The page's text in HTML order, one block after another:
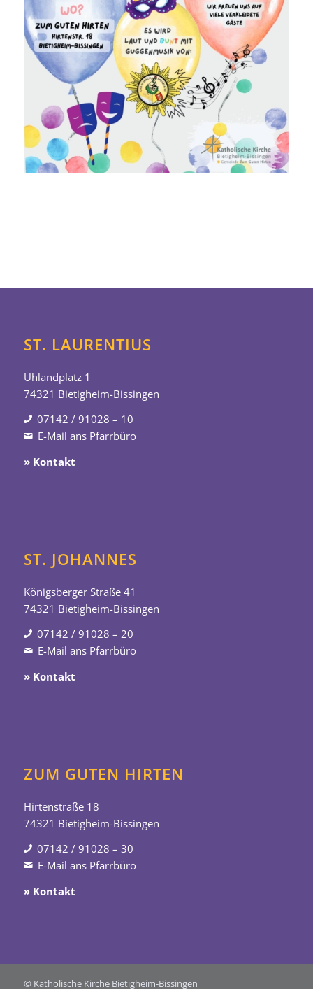
ST. LAURENTIUS
Uhlandplatz 1
74321 Bietigheim-Bissingen
07142 / 91028 – 10
E-Mail ans Pfarrbüro
» Kontakt
ST. JOHANNES
Königsberger Straße 41
74321 Bietigheim-Bissingen
07142 / 91028 – 20
E-Mail ans Pfarrbüro
» Kontakt
ZUM GUTEN HIRTEN
Hirtenstraße 18
74321 Bietigheim-Bissingen
07142 / 91028 – 30
E-Mail ans Pfarrbüro
» Kontakt
© Katholische Kirche Bietigheim-Bissingen